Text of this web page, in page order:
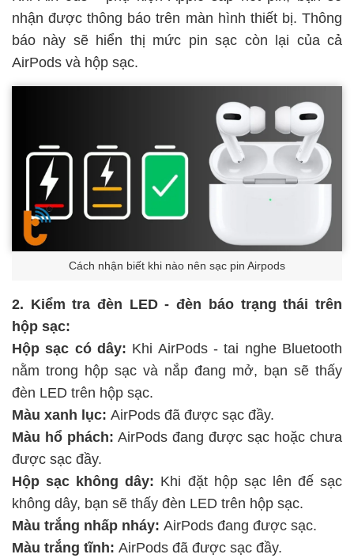
nhận được thông báo trên màn hình thiết bị. Thông
báo này sẽ hiển thị mức pin sạc còn lại của cả
AirPods và hộp sạc.
Cách nhận biết khi nào nên sạc pin Airpods
2. Kiểm tra đèn LED - đèn báo trạng thái trên
hộp sạc:
Hộp sạc có dây: Khi AirPods - tai nghe Bluetooth
nằm trong hộp sạc và nắp đang mở, bạn sẽ thấy
đèn LED trên hộp sạc.
Màu xanh lục: AirPods đã được sạc đầy.
Màu hổ phách: AirPods đang được sạc hoặc chưa
được sạc đầy.
Hộp sạc không dây: Khi đặt hộp sạc lên đế sạc
không dây, bạn sẽ thấy đèn LED trên hộp sạc.
Màu trắng nhấp nháy: AirPods đang được sạc.
Màu trắng tĩnh: AirPods đã được sạc đầy.